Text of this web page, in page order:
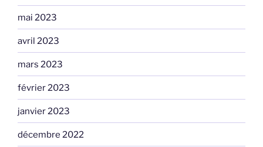
mai 2023
avril 2023
mars 2023
février 2023
janvier 2023
décembre 2022